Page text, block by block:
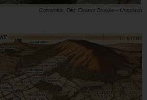
Cotswolds, Bild: Eleanor Brooke – Unsplash